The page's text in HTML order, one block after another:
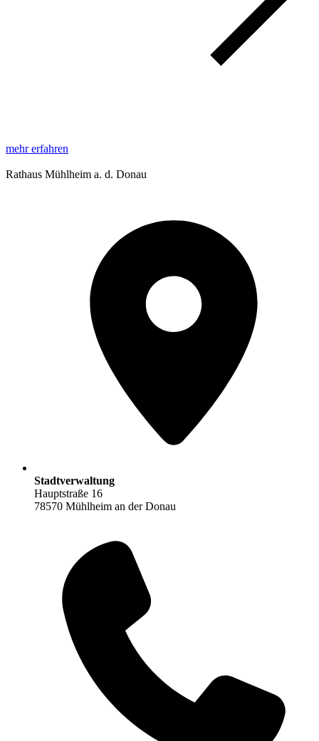
mehr erfahren
Rathaus Mühlheim a. d. Donau
Stadtverwaltung
Hauptstraße 16
78570 Mühlheim an der Donau